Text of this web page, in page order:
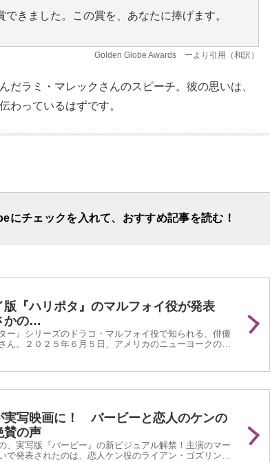
きました。この賞を、あなたに捧げます。
Golden Globe Awards ーより引用（和訳）
だラミ・マレックさんのスピーチ。彼の思いは、
わっているはずです。
にチェックを入れて、おすすめ記事を読む！
版『ハリポタ』のマルフォイ役が発表
かの…
ー』シリーズのドラコ・マルフォイ役で知られる、俳優
ん。２０２５年６月５日、アメリカのニューヨークのブ
実写映画に！ バービーと恋人のケンの
賛の声
、実写版『バービー』の新ビジュアル解禁！主演のマー
で発表されたのは、恋人ケン役のライアン・ゴズリン